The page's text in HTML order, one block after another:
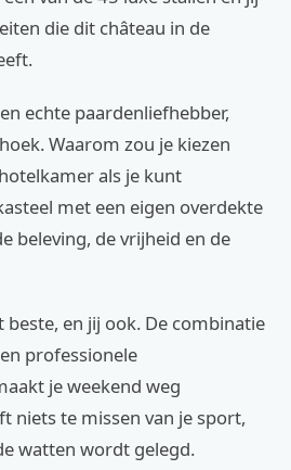
die dit château in de
echte paardenliefhebber,
Waarom zou je kiezen
als je kunt
met een eigen overdekte
beleving, de vrijheid en de
beste, en jij ook. De combinatie
professionele
je weekend weg
niets te missen van je sport,
watten wordt gelegd.